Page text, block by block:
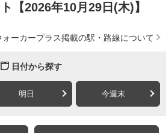
【2026年10月29日(木)】
ォーカープラス掲載の駅・路線について
日付から探す
明日 今週末